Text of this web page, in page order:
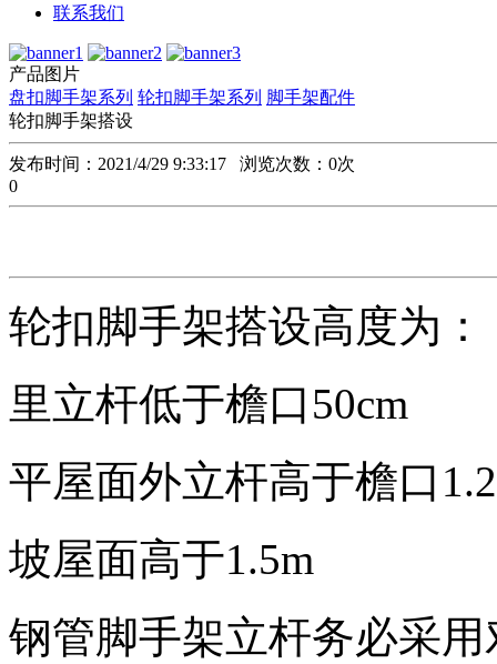
联系我们
产品图片
盘扣脚手架系列 轮扣脚手架系列 脚手架配件
轮扣脚手架搭设
发布时间：2021/4/29 9:33:17 浏览次数： 0次
0
轮扣脚手架搭设高度为：
里立杆低于檐口50cm
平屋面外立杆高于檐口
坡屋面高于1.5m
钢管脚手架立杆务必采